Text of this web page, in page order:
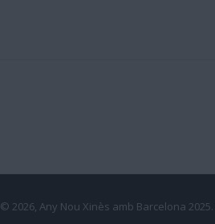
© 2026, Any Nou Xinès amb Barcelona 2025.